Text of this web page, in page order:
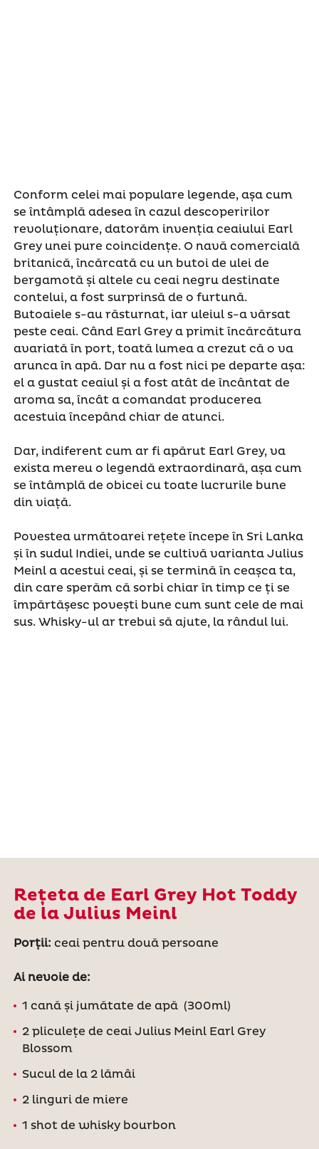
Conform celei mai populare legende, așa cum
se întâmplă adesea în cazul descoperirilor
revoluționare, datorăm invenția ceaiului Earl
Grey unei pure coincidențe. O navă comercială
britanică, încărcată cu un butoi de ulei de
bergamotă și altele cu ceai negru destinate
contelui, a fost surprinsă de o furtună.
Butoaiele s-au răsturnat, iar uleiul s-a vărsat
peste ceai. Când Earl Grey a primit încărcătura
avariată în port, toată lumea a crezut că o va
arunca în apă. Dar nu a fost nici pe departe așa:
el a gustat ceaiul și a fost atât de încântat de
aroma sa, încât a comandat producerea
acestuia începând chiar de atunci.
Dar, indiferent cum ar fi apărut Earl Grey, va
exista mereu o legendă extraordinară, așa cum
se întâmplă de obicei cu toate lucrurile bune
din viață.
Povestea următoarei rețete începe în Sri Lanka
și în sudul Indiei, unde se cultivă varianta Julius
Meinl a acestui ceai, și se termină în ceașca ta,
din care sperăm că sorbi chiar în timp ce ți se
împărtășesc povești bune cum sunt cele de mai
sus. Whisky-ul ar trebui să ajute, la rândul lui.
Rețeta de Earl Grey Hot Toddy
de la Julius Meinl
Porții: ceai pentru două persoane
Ai nevoie de:
1 cană și jumătate de apă (300ml)
2 pliculețe de ceai Julius Meinl Earl Grey
Blossom
Sucul de la 2 lămâi
2 linguri de miere
1 shot de whisky bourbon